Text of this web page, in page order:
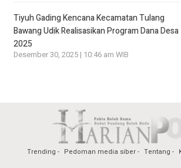
Tiyuh Gading Kencana Kecamatan Tulang
Bawang Udik Realisasikan Program Dana Desa
2025
Desember 30, 2025 | 10:46 am WIB
Trending Pedoman media siber Tentang